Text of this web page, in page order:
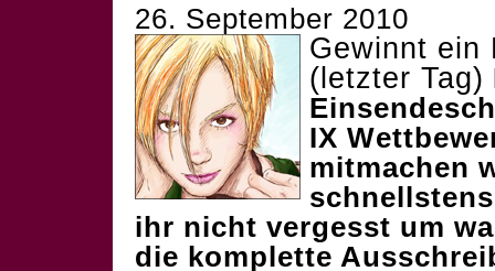
26. September 2010
Gewinnt ein
(letzter Tag)
IX
mitmachen
ihr nicht vergesst um
die komplette